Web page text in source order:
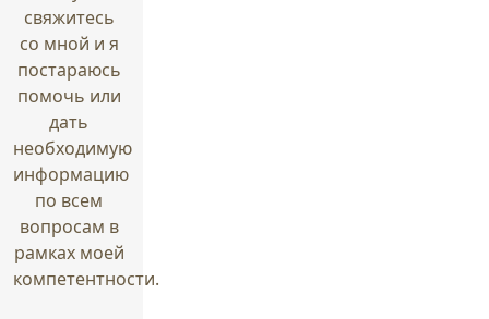
свяжитесь
со мной и я
постараюсь
помочь или
дать
необходимую
информацию
по всем
вопросам в
рамках моей
компетентности.